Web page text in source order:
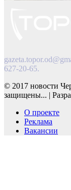
627-20-65.
© 2017 новости
защищены... |
О проекте
Реклама
Вакансии